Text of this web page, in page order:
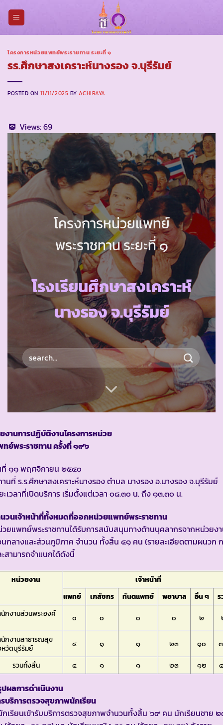
โครงการหน่วยแพทย์พระราชทาน ระยะที่ ๑
รร.ศึกษาสงเคราะห์นางรอง จ.บุรีรัมย์
POSTED ON 11/11/2025 BYACHIRAYA
Views:69
โครงการหน่วยแพทย์
พระราชทาน ระยะที่ ๑
โรงเรียนศึกษาสงเคราะห์
นางรอง จ.บุรีรัมย์
งานการปฏิบัติงานโครงการหน่วย
ย์พระราชทาน ครั้งที่ ๑๙๖
๑๑ พฤศจิกายน ๒๕๔๐
นที่ ร.ร.ศึกษาสงเคราะห์นางรอง ตำบล นางรอง อ.นางรอง จ.บุรีรัมย์
ะเวลาที่เปิดบริการ เริ่มตั้งแต่เวลา ๐๘.๓๐ น. ถึง ๑๓.๓๐ น.
วนเจ้าหน้าที่ทั้งหมดที่ออกหน่วยแพทย์พระราชทาน
ยแพทย์พระราชทานได้รับการสนับสนุนทางด้านบุคลากรจากหน่วยง
กลางและส่วนภูมิภาค จำนวน ทั้งสิ้น ๔๑ คน (รายละเอียดตามผนวก
สามารถจำแนกได้ดังนี้
หน่วยงาน
เจ้าหน้าที่
แพทย์
เภสัชกร ทันตแพทย์ พยาบาล อื่น ๆ
กงานส่วนพระองค์
๐ ๐ ๐ ๐ ๒
กงานสาธารณสุข
วัดบุรีรัมย์
๔ ๑ ๑ ๒๓ ๑๐
รวมทั้งสิ้น
๔ ๑ ๑ ๒๓ ๑๒
ผลการดำเนินงาน
บริการตรวจสุขภาพนักเรียน
เรียนเข้ารับบริการตรวจสุขภาพจำนวนทั้งสิ้น ๖๙ คน นักเรียนชาย